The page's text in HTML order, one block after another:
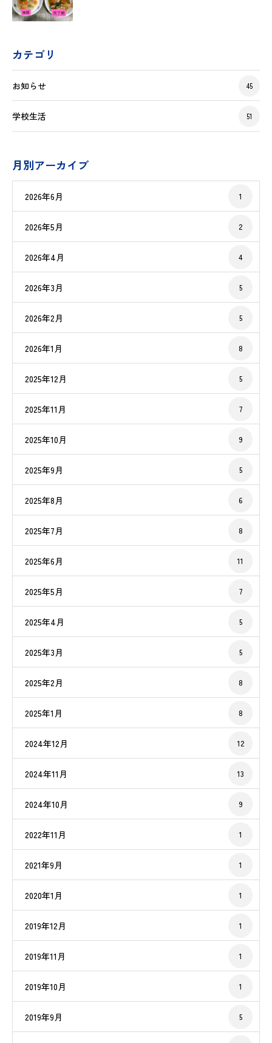
カテゴリ
お知らせ 45
学校生活 51
月別アーカイブ
2026年6月 1
2026年5月 2
2026年4月 4
2026年3月 5
2026年2月 5
2026年1月 8
2025年12月 5
2025年11月 7
2025年10月 9
2025年9月 5
2025年8月 6
2025年7月 8
2025年6月 11
2025年5月 7
2025年4月 5
2025年3月 5
2025年2月 8
2025年1月 8
2024年12月 12
2024年11月 13
2024年10月 9
2022年11月 1
2021年9月 1
2020年1月 1
2019年12月 1
2019年11月 1
2019年10月 1
2019年9月 5